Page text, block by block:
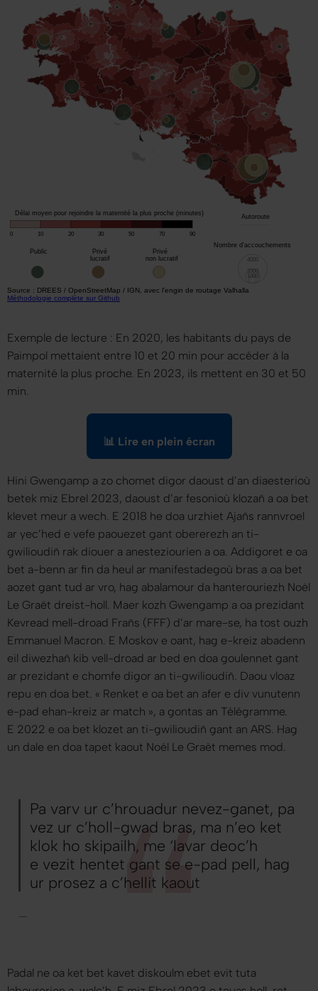
Exemple de lecture : En 2020, les habitants du pays de
Paimpol mettaient entre 10 et 20 min pour accéder à la
maternité la plus proche. En 2023, ils mettent en 30 et 50
min.
📊 Lire en plein écran
Hini Gwengamp a zo chomet digor daoust d’an diaesterioù
betek miz Ebrel 2023, daoust d’ar fesonioù klozañ a oa bet
klevet meur a wech. E 2018 he doa urzhiet Ajañs rannvroel
ar yec’hed e vefe paouezet gant obererezh an ti-
gwilioudiñ rak diouer a anesteziourien a oa. Addigoret e oa
bet a-benn ar fin da heul ar manifestadegoù bras a oa bet
aozet gant tud ar vro, hag abalamour da hanterouriezh Noël
Le Graët dreist-holl. Maer kozh Gwengamp a oa prezidant
Kevread mell-droad Frañs (FFF) d’ar mare-se, ha tost ouzh
Emmanuel Macron. E Moskov e oant, hag e-kreiz abadenn
eil diwezhañ kib vell-droad ar bed en doa goulennet gant
ar prezidant e chomfe digor an ti-gwilioudiñ. Daou vloaz
repu en doa bet. « Renket e oa bet an afer e div vunutenn
e-pad ehan-kreiz ar match », a gontas an Télégramme.
E 2022 e oa bet klozet an ti-gwilioudiñ gant an ARS. Hag
un dale en doa tapet kaout Noël Le Graët memes mod.
Pa varv ur c’hrouadur nevez-ganet, pa
vez ur c’holl-gwad bras, ma n’eo ket
klok ho skipailh, me ‘lavar deoc’h
e vezit hentet gant se e-pad pell, hag
ur prosez a c’hellit kaout
—
Padal ne oa ket bet kavet diskoulm ebet evit tuta